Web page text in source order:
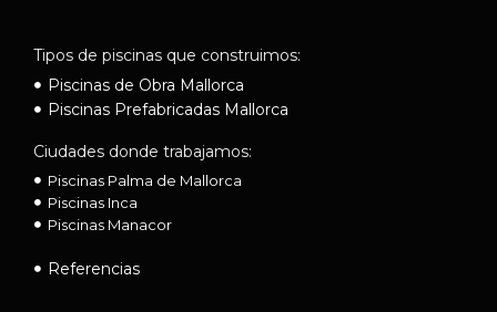
Tipos de piscinas que construimos:
Piscinas de Obra Mallorca
Piscinas Prefabricadas Mallorca
Ciudades donde trabajamos:
Piscinas Palma de Mallorca
Piscinas Inca
Piscinas Manacor
Referencias